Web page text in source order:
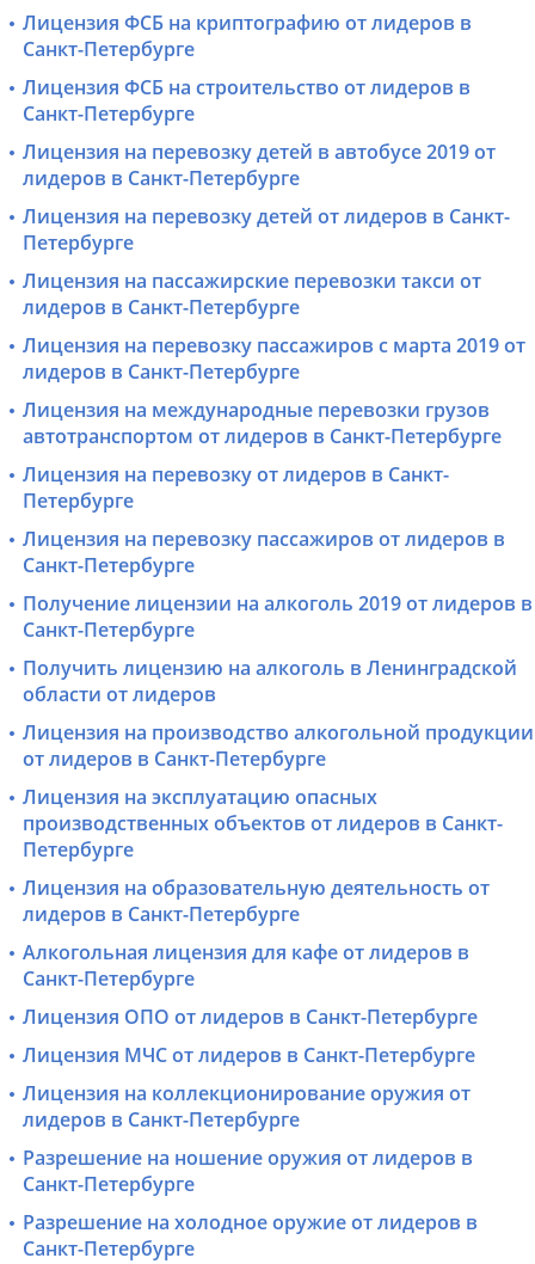
Лицензия ФСБ на криптографию от лидеров в
Санкт-Петербурге
Лицензия ФСБ на строительство от лидеров в
Санкт-Петербурге
Лицензия на перевозку детей в автобусе 2019 от
лидеров в Санкт-Петербурге
Лицензия на перевозку детей от лидеров в Санкт-
Петербурге
Лицензия на пассажирские перевозки такси от
лидеров в Санкт-Петербурге
Лицензия на перевозку пассажиров с марта 2019 от
лидеров в Санкт-Петербурге
Лицензия на международные перевозки грузов
автотранспортом от лидеров в Санкт-Петербурге
Лицензия на перевозку от лидеров в Санкт-
Петербурге
Лицензия на перевозку пассажиров от лидеров в
Санкт-Петербурге
Получение лицензии на алкоголь 2019 от лидеров в
Санкт-Петербурге
Получить лицензию на алкоголь в Ленинградской
области от лидеров
Лицензия на производство алкогольной продукции
от лидеров в Санкт-Петербурге
Лицензия на эксплуатацию опасных
производственных объектов от лидеров в Санкт-
Петербурге
Лицензия на образовательную деятельность от
лидеров в Санкт-Петербурге
Алкогольная лицензия для кафе от лидеров в
Санкт-Петербурге
Лицензия ОПО от лидеров в Санкт-Петербурге
Лицензия МЧС от лидеров в Санкт-Петербурге
Лицензия на коллекционирование оружия от
лидеров в Санкт-Петербурге
Разрешение на ношение оружия от лидеров в
Санкт-Петербурге
Разрешение на холодное оружие от лидеров в
Санкт-Петербурге